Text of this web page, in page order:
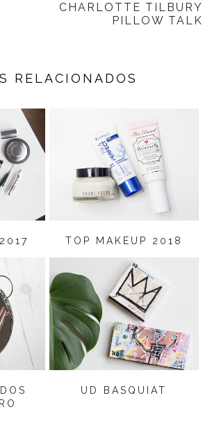
CHARLOTTE TILBURY
PILLOW TALK
RELACIONADOS
TOP MAKEUP 2018
UD BASQUIAT